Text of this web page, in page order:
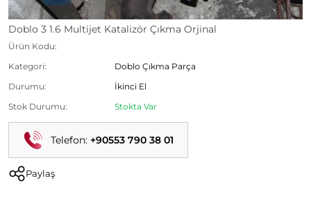
Doblo 3 1.6 Multijet Katalizör Çıkma Orjinal
Ürün Kodu:
Kategori:
Doblo Çıkma Parça
Durumu:
İkinci El
Stok Durumu:
Stokta Var
Telefon: +90553 790 38 01
Paylaş